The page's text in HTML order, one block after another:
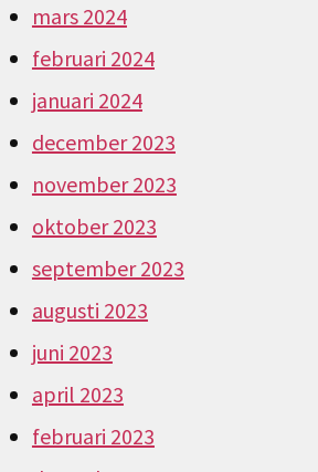
mars 2024
februari 2024
januari 2024
december 2023
november 2023
oktober 2023
september 2023
augusti 2023
juni 2023
april 2023
februari 2023